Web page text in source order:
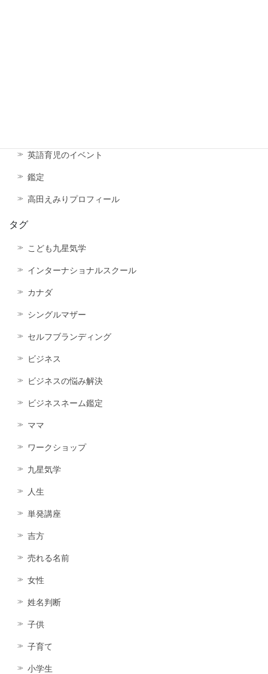
英語育児のイベント
鑑定
高田えみりプロフィール
タグ
こども九星気学
インターナショナルスクール
カナダ
シングルマザー
セルフブランディング
ビジネス
ビジネスの悩み解決
ビジネスネーム鑑定
ママ
ワークショップ
九星気学
人生
単発講座
吉方
売れる名前
女性
姓名判断
子供
子育て
小学生